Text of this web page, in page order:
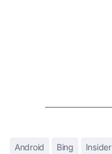
Android Bing Insider